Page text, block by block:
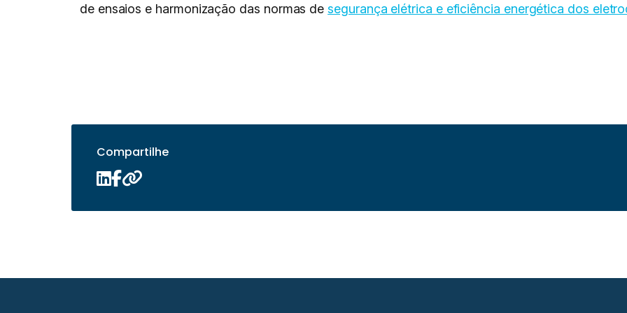
de ensaios e harmonização das normas desegurança elétrica e eficiência energética dos
Compartilhe